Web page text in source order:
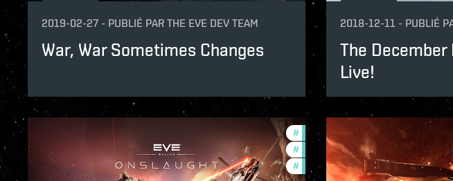
2019-02-27 - PUBLIÉ PAR THE EVE DEV TEAM
War, War Sometimes Changes
2018-12-11 - PUBLIÉ
The December
Live!
# development-updates
# new-features
# balance-changes